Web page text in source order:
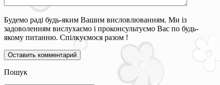
Будемо раді будь-яким Вашим висловлюванням. Ми із
задоволенням вислухаємо і проконсультуємо Вас по будь-
якому питанню. Спілкуємося разом !
Пошук